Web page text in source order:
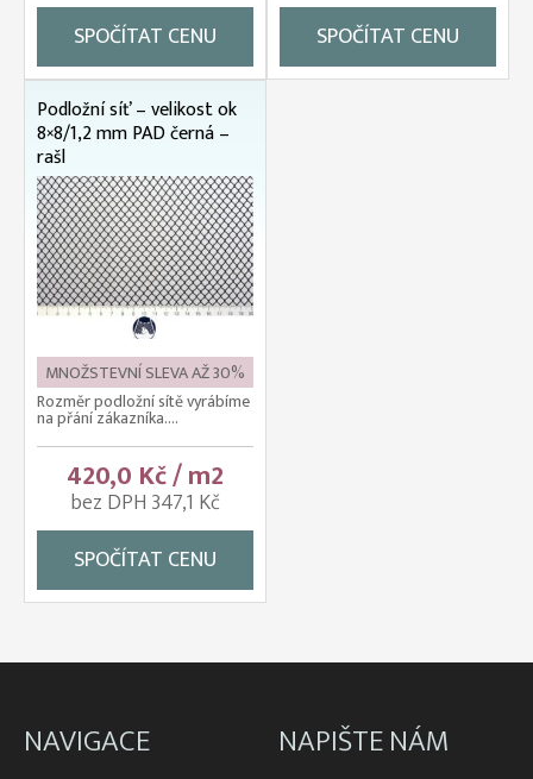
SPOČÍTAT CENU
SPOČÍTAT CENU
Podložní síť – velikost ok
8×8/1,2 mm PAD černá –
rašl
MNOŽSTEVNÍ SLEVA AŽ 30%
Rozměr podložní sítě vyrábíme
na přání zákazníka....
420,0 Kč / m2
bez DPH 347,1 Kč
SPOČÍTAT CENU
NAVIGACE NAPIŠTE NÁM